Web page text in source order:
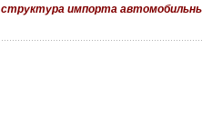
структура импорта